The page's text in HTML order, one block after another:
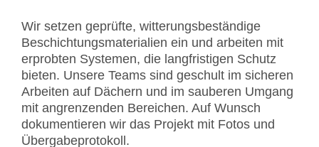
Wir setzen geprüfte, witterungsbeständige
Beschichtungsmaterialien ein und arbeiten mit
erprobten Systemen, die langfristigen Schutz
bieten. Unsere Teams sind geschult im sicheren
Arbeiten auf Dächern und im sauberen Umgang
mit angrenzenden Bereichen. Auf Wunsch
dokumentieren wir das Projekt mit Fotos und
Übergabeprotokoll.